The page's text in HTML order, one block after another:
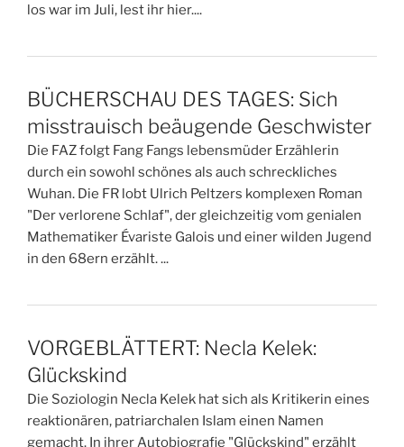
los war im Juli, lest ihr hier....
BÜCHERSCHAU DES TAGES: Sich
misstrauisch beäugende Geschwister
Die FAZ folgt Fang Fangs lebensmüder Erzählerin
durch ein sowohl schönes als auch schreckliches
Wuhan. Die FR lobt Ulrich Peltzers komplexen Roman
"Der verlorene Schlaf", der gleichzeitig vom genialen
Mathematiker Évariste Galois und einer wilden Jugend
in den 68ern erzählt. ...
VORGEBLÄTTERT: Necla Kelek:
Glückskind
Die Soziologin Necla Kelek hat sich als Kritikerin eines
reaktionären, patriarchalen Islam einen Namen
gemacht. In ihrer Autobiografie "Glückskind" erzählt